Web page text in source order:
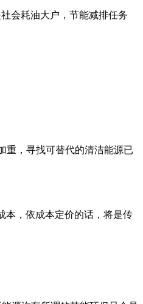
会耗油大户，节能减排任务
重，寻找可替代的清洁能源已
本，依成本定价的话，将是传